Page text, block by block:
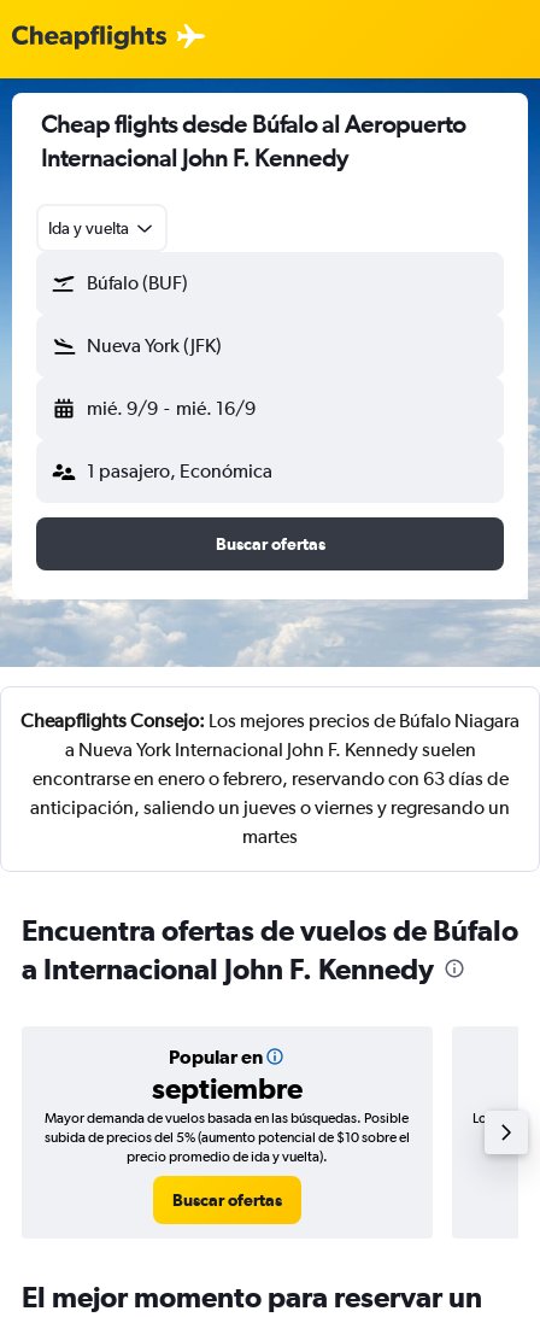
Cheap flights desde Búfalo al Aeropuerto
Internacional John F. Kennedy
Ida y vuelta
Búfalo (BUF)
Nueva York (JFK)
mié. 9/9 - mié. 16/9
1 pasajero, Económica
Buscar ofertas
Cheapflights Consejo: Los mejores precios de Búfalo Niagara
a Nueva York Internacional John F. Kennedy suelen
encontrarse en enero o febrero, reservando con 63 días de
anticipación, saliendo un jueves o viernes y regresando un
martes
Encuentra ofertas de vuelos de Búfalo
a Internacional John F. Kennedy
Popular en
septiembre
Mayor demanda de vuelos basada en las búsquedas. Posible
subida de precios del 5% (aumento potencial de $10 sobre el
precio promedio de ida y vuelta).
Buscar ofertas
Los
de
El mejor momento para reservar un